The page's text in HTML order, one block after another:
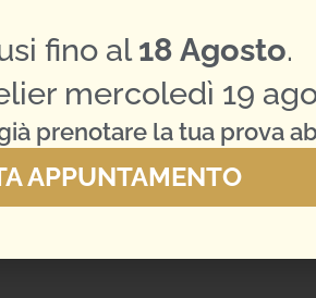
fino al18 Agosto.
mercoledì 19
prenotare la tua prova
APPUNTAMENTO